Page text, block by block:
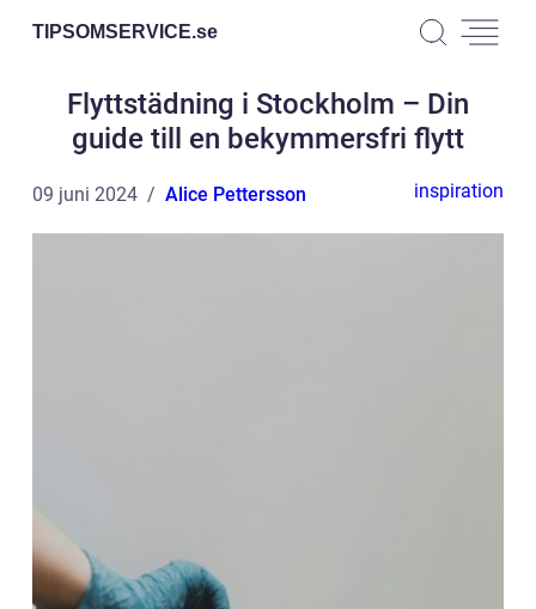
TIPSOMSERVICE.se
Flyttstädning i Stockholm – Din
guide till en bekymmersfri flytt
09 juni 2024 Alice Pettersson inspiration